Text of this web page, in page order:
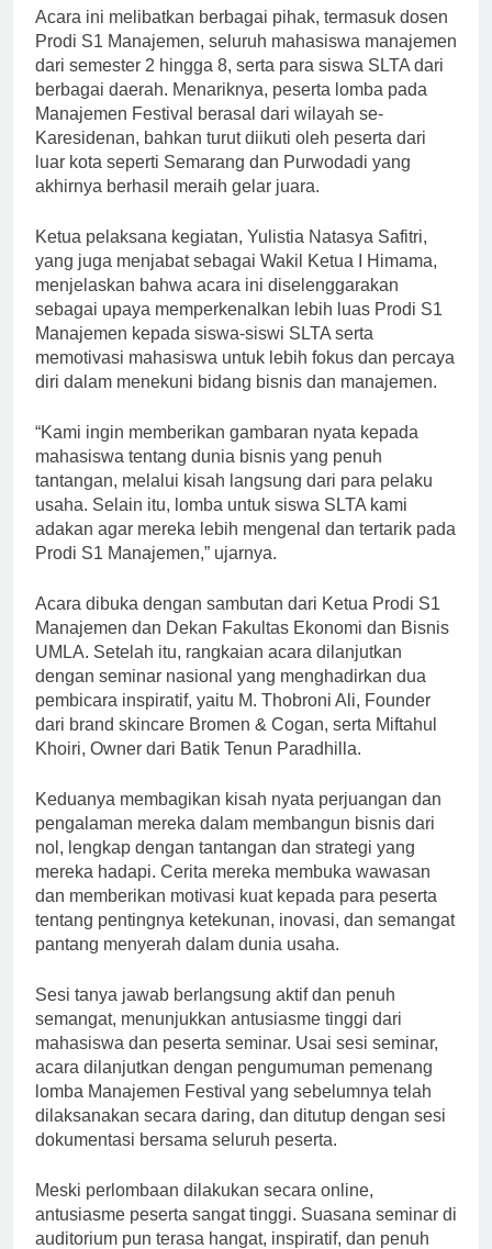
Acara ini melibatkan berbagai pihak, termasuk dosen
Prodi S1 Manajemen, seluruh mahasiswa manajemen
dari semester 2 hingga 8, serta para siswa SLTA dari
berbagai daerah. Menariknya, peserta lomba pada
Manajemen Festival berasal dari wilayah se-
Karesidenan, bahkan turut diikuti oleh peserta dari
luar kota seperti Semarang dan Purwodadi yang
akhirnya berhasil meraih gelar juara.
Ketua pelaksana kegiatan, Yulistia Natasya Safitri,
yang juga menjabat sebagai Wakil Ketua I Himama,
menjelaskan bahwa acara ini diselenggarakan
sebagai upaya memperkenalkan lebih luas Prodi S1
Manajemen kepada siswa-siswi SLTA serta
memotivasi mahasiswa untuk lebih fokus dan percaya
diri dalam menekuni bidang bisnis dan manajemen.
“Kami ingin memberikan gambaran nyata kepada
mahasiswa tentang dunia bisnis yang penuh
tantangan, melalui kisah langsung dari para pelaku
usaha. Selain itu, lomba untuk siswa SLTA kami
adakan agar mereka lebih mengenal dan tertarik pada
Prodi S1 Manajemen,” ujarnya.
Acara dibuka dengan sambutan dari Ketua Prodi S1
Manajemen dan Dekan Fakultas Ekonomi dan Bisnis
UMLA. Setelah itu, rangkaian acara dilanjutkan
dengan seminar nasional yang menghadirkan dua
pembicara inspiratif, yaitu M. Thobroni Ali, Founder
dari brand skincare Bromen & Cogan, serta Miftahul
Khoiri, Owner dari Batik Tenun Paradhilla.
Keduanya membagikan kisah nyata perjuangan dan
pengalaman mereka dalam membangun bisnis dari
nol, lengkap dengan tantangan dan strategi yang
mereka hadapi. Cerita mereka membuka wawasan
dan memberikan motivasi kuat kepada para peserta
tentang pentingnya ketekunan, inovasi, dan semangat
pantang menyerah dalam dunia usaha.
Sesi tanya jawab berlangsung aktif dan penuh
semangat, menunjukkan antusiasme tinggi dari
mahasiswa dan peserta seminar. Usai sesi seminar,
acara dilanjutkan dengan pengumuman pemenang
lomba Manajemen Festival yang sebelumnya telah
dilaksanakan secara daring, dan ditutup dengan sesi
dokumentasi bersama seluruh peserta.
Meski perlombaan dilakukan secara online,
antusiasme peserta sangat tinggi. Suasana seminar di
auditorium pun terasa hangat, inspiratif, dan penuh